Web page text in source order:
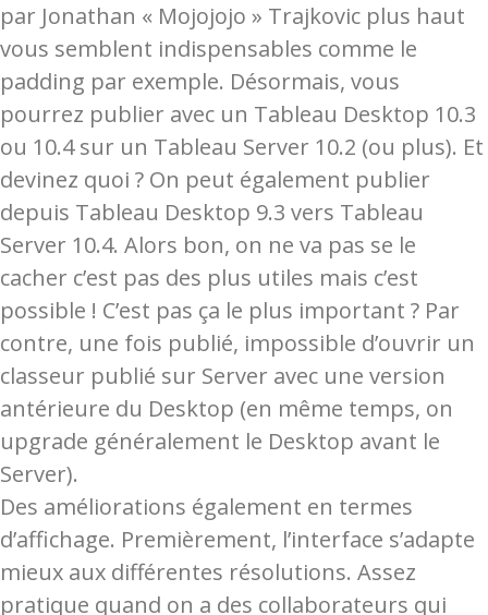
par Jonathan « Mojojojo » Trajkovic plus haut
vous semblent indispensables comme le
padding par exemple. Désormais, vous
pourrez publier avec un Tableau Desktop 10.3
ou 10.4 sur un Tableau Server 10.2 (ou plus). Et
devinez quoi ? On peut également publier
depuis Tableau Desktop 9.3 vers Tableau
Server 10.4. Alors bon, on ne va pas se le
cacher c’est pas des plus utiles mais c’est
possible ! C’est pas ça le plus important ? Par
contre, une fois publié, impossible d’ouvrir un
classeur publié sur Server avec une version
antérieure du Desktop (en même temps, on
upgrade généralement le Desktop avant le
Server).
Des améliorations également en termes
d’affichage. Premièrement, l’interface s’adapte
mieux aux différentes résolutions. Assez
pratique quand on a des collaborateurs qui